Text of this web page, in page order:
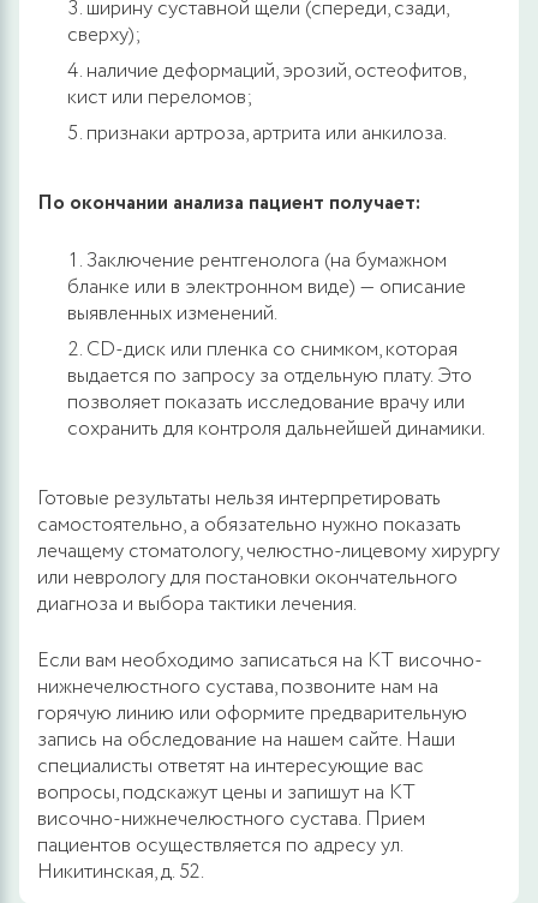
ширину суставной щели (спереди, сзади,
сверху);
наличие деформаций, эрозий, остеофитов,
кист или переломов;
признаки артроза, артрита или анкилоза.
По окончании анализа пациент получает:
Заключение рентгенолога (на бумажном
бланке или в электронном виде) — описание
выявленных изменений.
CD-диск или пленка со снимком, которая
выдается по запросу за отдельную плату. Это
позволяет показать исследование врачу или
сохранить для контроля дальнейшей динамики.
Готовые результаты нельзя интерпретировать
самостоятельно, а обязательно нужно показать
лечащему стоматологу, челюстно-лицевому хирургу
или неврологу для постановки окончательного
диагноза и выбора тактики лечения.
Если вам необходимо записаться на КТ височно-
нижнечелюстного сустава, позвоните нам на
горячую линию или оформите предварительную
запись на обследование на нашем сайте. Наши
специалисты ответят на интересующие вас
вопросы, подскажут цены и запишут на КТ
височно-нижнечелюстного сустава. Прием
пациентов осуществляется по адресу ул.
Никитинская, д. 52.